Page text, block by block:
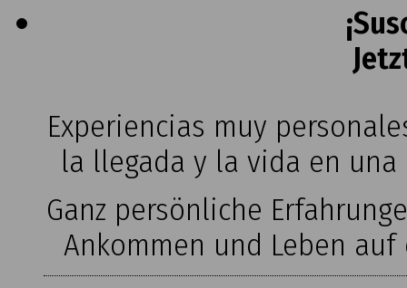
Experiencias muy
la llegada y la vida en
Ganz persönliche
Ankommen und Leben